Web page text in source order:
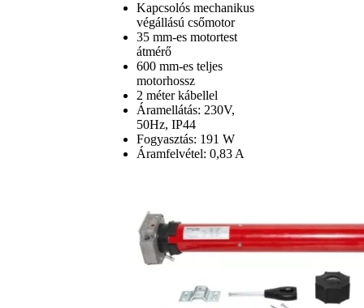
Kapcsolós mechanikus
végállású csőmotor
35 mm-es motortest
átmérő
600 mm-es teljes
motorhossz
2 méter kábellel
Áramellátás: 230V,
50Hz, IP44
Fogyasztás: 191 W
Áramfelvétel: 0,83 A